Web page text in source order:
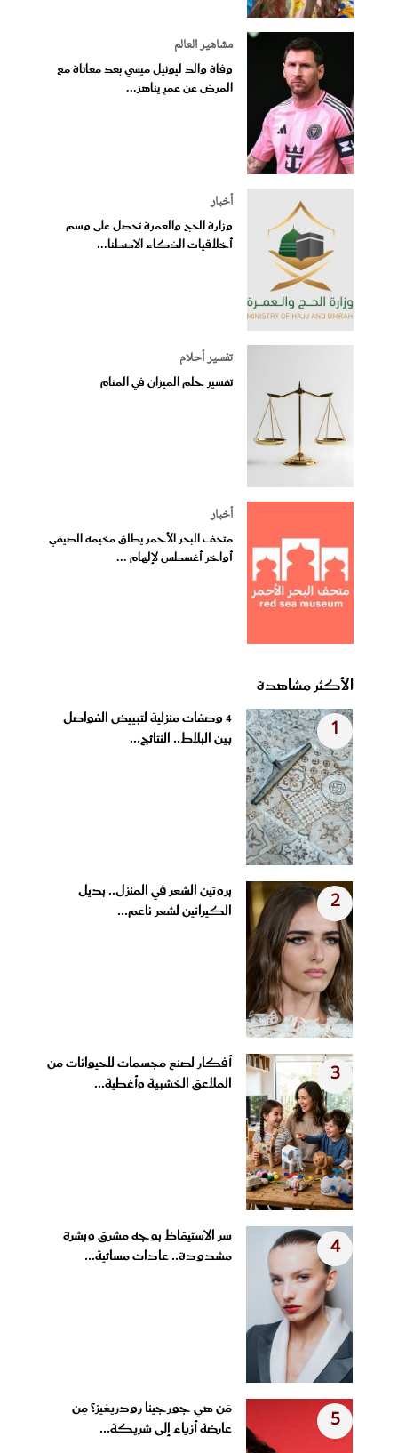
مشاهير العالم
وفاة والد ليونيل ميسي بعد معاناة مع
المرض عن عمرٍ يناهز...
أخبار
وزارة الحج والعمرة تحصل على وسم
أخلاقيات الذكاء الاصطنا...
تفسير أحلام
تفسير حلم الميزان في المنام
أخبار
متحف البحر الأحمر يطلق مخيمه الصيفي
أواخر أغسطس لإلهام ...
الأكثر مشاهدة
1
4 وصفات منزلية لتبييض الفواصل
بين البلاط.. النتائج...
2
بروتين الشعر في المنزل.. بديل
الكيراتين لشعر ناعم...
3
أفكار لصنع مجسمات للحيوانات من
الملاعق الخشبية وأغطية...
4
سر الاستيقاظ بوجه مشرق وبشرة
مشدودة.. عادات مسائية...
5
مَن هي جورجينا رودريغيز؟ مِن
عارضة أزياء إلى شريكة...